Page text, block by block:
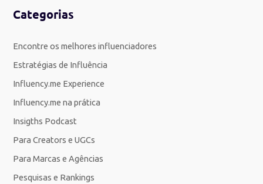
Categorias
Encontre os melhores influenciadores
Estratégias de Influência
Influency.me Experience
Influency.me na prática
Insigths Podcast
Para Creators e UGCs
Para Marcas e Agências
Pesquisas e Rankings